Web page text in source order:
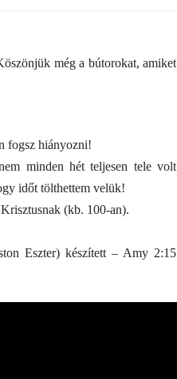
még a bútorokat, amiket
fogsz hiányozni!
minden hét teljesen tele volt
időt tölthettem velük!
(kb. 100-an).
Eszter) készített – Amy 2:15